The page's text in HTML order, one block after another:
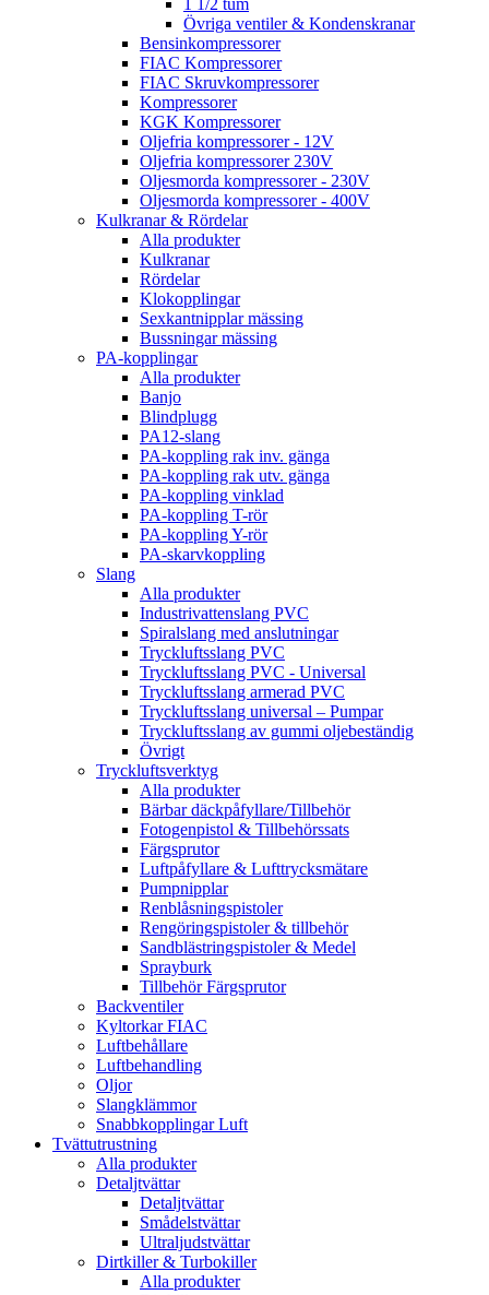
1 1/2 tum
Övriga ventiler & Kondenskranar
Bensinkompressorer
FIAC Kompressorer
FIAC Skruvkompressorer
Kompressorer
KGK Kompressorer
Oljefria kompressorer - 12V
Oljefria kompressorer 230V
Oljesmorda kompressorer - 230V
Oljesmorda kompressorer - 400V
Kulkranar & Rördelar
Alla produkter
Kulkranar
Rördelar
Klokopplingar
Sexkantnipplar mässing
Bussningar mässing
PA-kopplingar
Alla produkter
Banjo
Blindplugg
PA12-slang
PA-koppling rak inv. gänga
PA-koppling rak utv. gänga
PA-koppling vinklad
PA-koppling T-rör
PA-koppling Y-rör
PA-skarvkoppling
Slang
Alla produkter
Industrivattenslang PVC
Spiralslang med anslutningar
Tryckluftsslang PVC
Tryckluftsslang PVC - Universal
Tryckluftsslang armerad PVC
Tryckluftsslang universal – Pumpar
Tryckluftsslang av gummi oljebeständig
Övrigt
Tryckluftsverktyg
Alla produkter
Bärbar däckpåfyllare/Tillbehör
Fotogenpistol & Tillbehörssats
Färgsprutor
Luftpåfyllare & Lufttrycksmätare
Pumpnipplar
Renblåsningspistoler
Rengöringspistoler & tillbehör
Sandblästringspistoler & Medel
Sprayburk
Tillbehör Färgsprutor
Backventiler
Kyltorkar FIAC
Luftbehållare
Luftbehandling
Oljor
Slangklämmor
Snabbkopplingar Luft
Tvättutrustning
Alla produkter
Detaljtvättar
Detaljtvättar
Smådelstvättar
Ultraljudstvättar
Dirtkiller & Turbokiller
Alla produkter